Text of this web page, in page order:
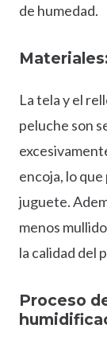
de humedad.
La tela y el
peluche son
encoja, lo
juguete.
menos
la calidad del
Proceso